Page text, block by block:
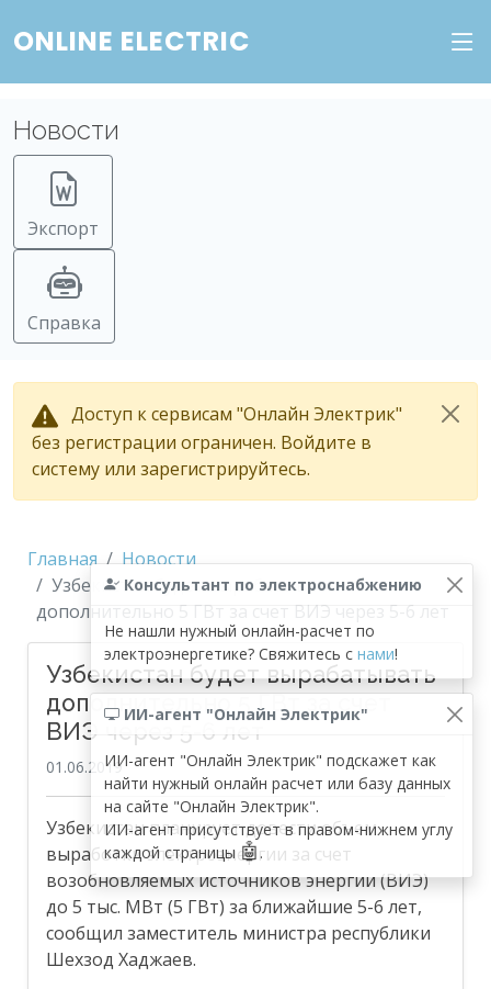
ONLINE ELECTRIC
Новости
Экспорт
Справка
Доступ к сервисам "Онлайн Электрик"
без регистрации ограничен. Войдите в
систему или зарегистрируйтесь.
Консультант по электроснабжению
Не нашли нужный онлайн-расчет по
электроэнергетике? Свяжитесь с нами!
ИИ-агент "Онлайн Электрик"
ИИ-агент "Онлайн Электрик" подскажет как
найти нужный онлайн расчет или базу данных
на сайте "Онлайн Электрик".
ИИ-агент присутствует в правом-нижнем углу
каждой страницы🤖.
Главная
Новости
Узбекистан будет вырабатывать
дополнительно 5 ГВт за счет ВИЭ через 5-6 лет
Узбекистан будет вырабатывать
дополнительно 5 ГВт за счет
ВИЭ через 5-6 лет
01.06.2019
Узбекистан планирует довести объем
выработки электроэнергии за счет
возобновляемых источников энергии (ВИЭ)
до 5 тыс. МВт (5 ГВт) за ближайшие 5-6 лет,
сообщил заместитель министра республики
Шехзод Хаджаев.